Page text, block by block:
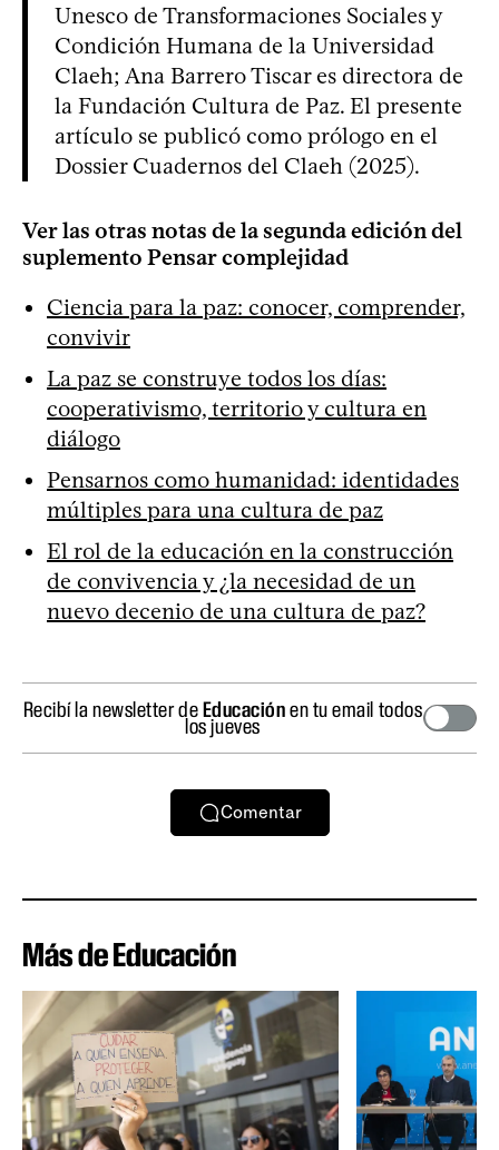
Unesco de Transformaciones Sociales y
Condición Humana de la Universidad
Claeh; Ana Barrero Tiscar es directora de
la Fundación Cultura de Paz. El presente
artículo se publicó como prólogo en el
Dossier Cuadernos del Claeh (2025).
Ver las otras notas de la segunda edición del
suplemento Pensar complejidad
Ciencia para la paz: conocer, comprender,
convivir
La paz se construye todos los días:
cooperativismo, territorio y cultura en
diálogo
Pensarnos como humanidad: identidades
múltiples para una cultura de paz
El rol de la educación en la construcción
de convivencia y ¿la necesidad de un
nuevo decenio de una cultura de paz?
Recibí la newsletter deEducaciónen tu email todos
los jueves
Comentar
Más de Educación